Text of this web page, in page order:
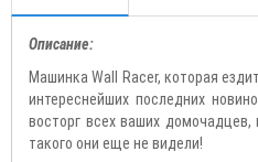
Описание:
Машинка Wall Racer, которая
интереснейших последних
восторг всех ваших
такого они еще не видели!